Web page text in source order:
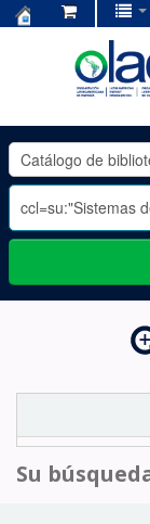
OLADE
-
Su